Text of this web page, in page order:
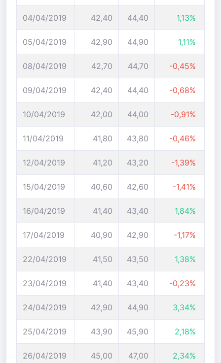
04/04/2019 42,40 44,40 1,13%
05/04/2019 42,90 44,90 1,11%
08/04/2019 42,70 44,70 -0,45%
09/04/2019 42,40 44,40 -0,68%
10/04/2019 42,00 44,00 -0,91%
11/04/2019 41,80 43,80 -0,46%
12/04/2019 41,20 43,20 -1,39%
15/04/2019 40,60 42,60 -1,41%
16/04/2019 41,40 43,40 1,84%
17/04/2019 40,90 42,90 -1,17%
22/04/2019 41,50 43,50 1,38%
23/04/2019 41,40 43,40 -0,23%
24/04/2019 42,90 44,90 3,34%
25/04/2019 43,90 45,90 2,18%
26/04/2019 45,00 47,00 2,34%